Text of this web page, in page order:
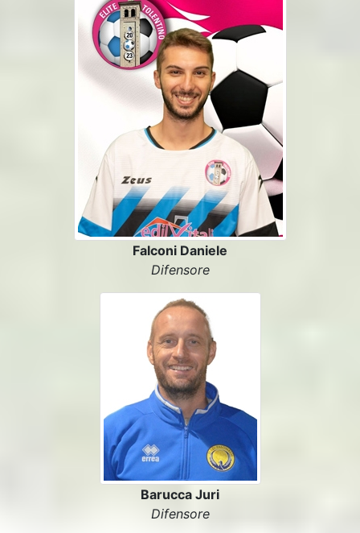
Falconi Daniele
Difensore
Barucca Juri
Difensore